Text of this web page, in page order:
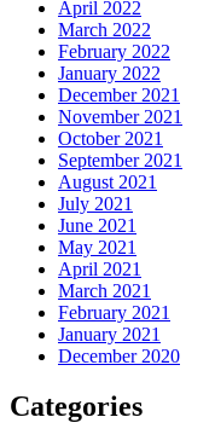
April 2022
March 2022
February 2022
January 2022
December 2021
November 2021
October 2021
September 2021
August 2021
July 2021
June 2021
May 2021
April 2021
March 2021
February 2021
January 2021
December 2020
Categories